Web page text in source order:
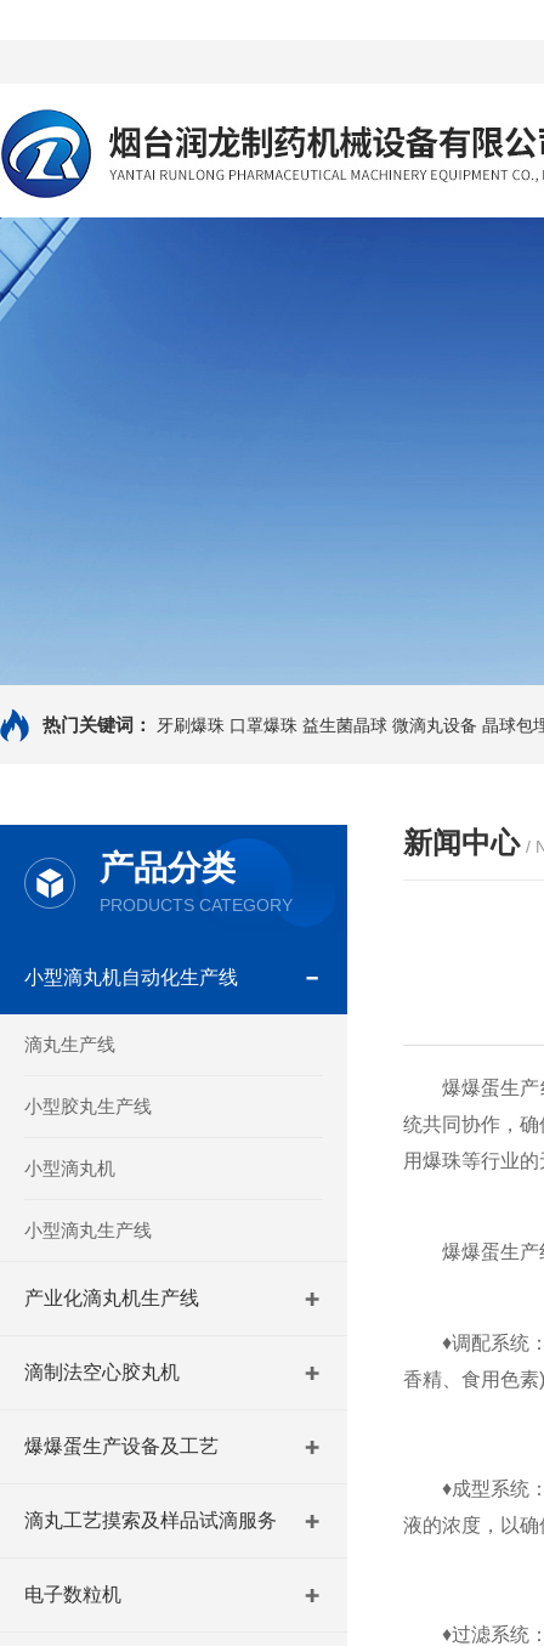
热门关键词： 牙刷爆珠 口罩爆珠 益生菌晶球 微滴丸设备 晶球包
产品分类
PRODUCTS CATEGORY
小型滴丸机自动化生产线
滴丸生产线
小型胶丸生产线
小型滴丸机
小型滴丸生产线
产业化滴丸机生产线
滴制法空心胶丸机
爆爆蛋生产设备及工艺
滴丸工艺摸索及样品试滴服务
电子数粒机
新闻中心 /
爆爆蛋生产线
统共同协作，
用爆珠等行业
爆爆蛋生产线
♦调配系统‌
香精、食用色
♦成型系统‌
液的浓度，以
♦过滤系统‌